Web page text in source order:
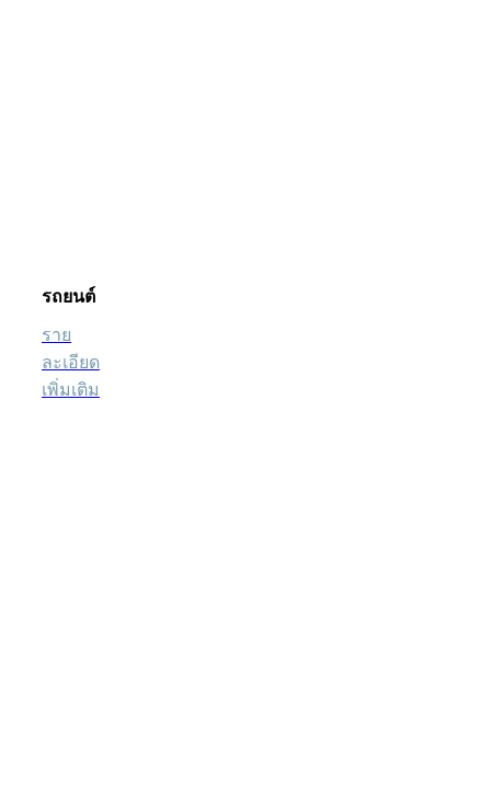
รถยนต์
ราย
ละเอียด
เพิ่มเติม